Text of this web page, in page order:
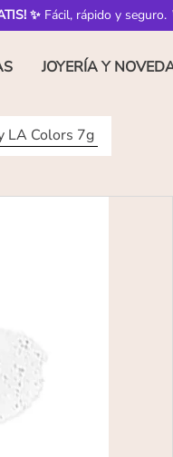
✨ Fácil, rápido y seguro.
JOYERÍA Y
LA Colors 7g